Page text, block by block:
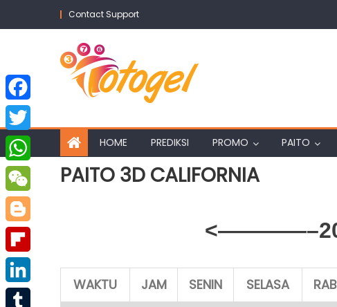
Contact Support
HOME PREDIKSI PROMO PAITO
PAITO 3D CALIFORNIA
WAKTU JAM SENIN SELASA
Facebook
Twitter
WhatsApp
WeChat
Blogger
Flipboard
LinkedIn